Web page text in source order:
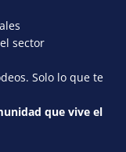
sector
Solo lo que te
que vive el